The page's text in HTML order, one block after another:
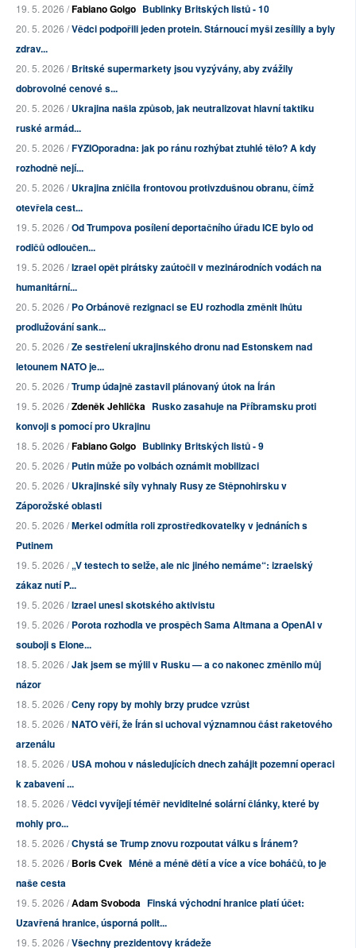
19. 5. 2026 /Fabiano Golgo Bublinky Britských listů - 10
20. 5. 2026 /Vědci podpořili jeden protein. Stárnoucí myši zesílily a byly
zdrav...
20. 5. 2026 /Britské supermarkety jsou vyzývány, aby zvážily
dobrovolné cenové s...
20. 5. 2026 /Ukrajina našla způsob, jak neutralizovat hlavní taktiku
ruské armád...
20. 5. 2026 /FYZIOporadna: jak po ránu rozhýbat ztuhlé tělo? A kdy
rozhodně nejí...
20. 5. 2026 /Ukrajina zničila frontovou protivzdušnou obranu, čímž
otevřela cest...
19. 5. 2026 /Od Trumpova posílení deportačního úřadu ICE bylo od
rodičů odloučen...
19. 5. 2026 /Izrael opět pirátsky zaútočil v mezinárodních vodách na
humanitární...
20. 5. 2026 /Po Orbánově rezignaci se EU rozhodla změnit lhůtu
prodlužování sank...
20. 5. 2026 /Ze sestřelení ukrajinského dronu nad Estonskem nad
letounem NATO je...
20. 5. 2026 /Trump údajně zastavil plánovaný útok na Írán
19. 5. 2026 /Zdeněk Jehlička Rusko zasahuje na Příbramsku proti
konvoji s pomocí pro Ukrajinu
18. 5. 2026 /Fabiano Golgo Bublinky Britských listů - 9
20. 5. 2026 /Putin může po volbách oznámit mobilizaci
20. 5. 2026 /Ukrajinské síly vyhnaly Rusy ze Stěpnohirsku v
Záporožské oblasti
20. 5. 2026 /Merkel odmítla roli zprostředkovatelky v jednáních s
Putinem
19. 5. 2026 /„V testech to selže, ale nic jiného nemáme“: izraelský
zákaz nutí P...
19. 5. 2026 /Izrael unesl skotského aktivistu
19. 5. 2026 /Porota rozhodla ve prospěch Sama Altmana a OpenAI v
souboji s Elone...
18. 5. 2026 /Jak jsem se mýlil v Rusku — a co nakonec změnilo můj
názor
18. 5. 2026 /Ceny ropy by mohly brzy prudce vzrůst
18. 5. 2026 /NATO věří, že Írán si uchoval významnou část raketového
arzenálu
18. 5. 2026 /USA mohou v následujících dnech zahájit pozemní operaci
k zabavení ...
18. 5. 2026 /Vědci vyvíjejí téměř neviditelné solární články, které by
mohly pro...
18. 5. 2026 /Chystá se Trump znovu rozpoutat válku s Íránem?
18. 5. 2026 /Boris Cvek Méně a méně dětí a více a více boháčů, to je
naše cesta
19. 5. 2026 /Adam Svoboda Finská východní hranice platí účet:
Uzavřená hranice, úsporná polit...
19. 5. 2026 /Všechny prezidentovy krádeže